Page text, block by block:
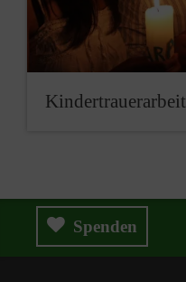
Kindertrauerarbeit
Spenden